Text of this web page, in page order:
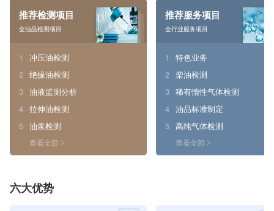
推荐检测项目
全油品检测项目
1
冲压油检测
2 绝缘油检测
3 油液监测分析
4 拉伸油检测
5 油浆检测
查看全部
推荐服务项目
全行业服务项目
1
特色业务
2 柴油检测
3 稀有惰性气体检测
4 油品标准制定
5 高纯气体检测
查看全部
六大优势